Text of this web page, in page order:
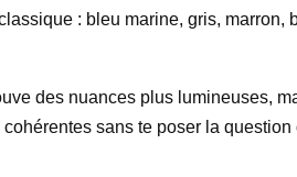
: bleu marine, gris, marron,
des nuances plus lumineuses,
sans te poser la question